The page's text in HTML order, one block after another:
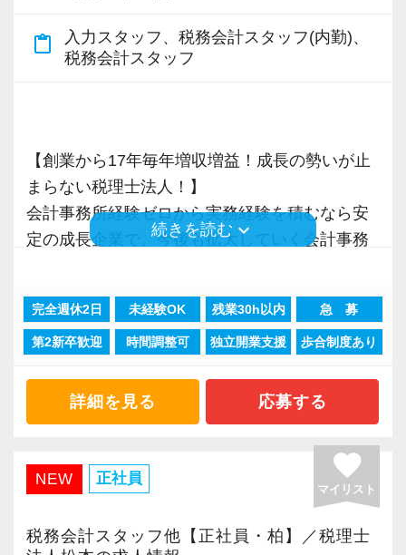
＜募集の背景＞
・事業拡大に伴う増員募集
＜先輩スタッフの声＞
Q. 当事務所を選んだ理由は？
A. 幅広い業務を経験できる点に魅力を感じ、入
所を決めました。
Q. 実際に働いてみてどうですか？
A. さまざまな業務を任せてもらえるので、以前
より成長スピードが上がったと感じています。
Q. 職場の雰囲気は？
A. 上司や先輩に相談しやすく、風通しの良い職
・税務経験を活かして成長したい方
content_paste
入力スタッフ、税務会計スタッフ(内勤)、
税務会計スタッフ
【創業から17年毎年増収増益！成長の勢いが止
まらない税理士法人！】
会計事務所経験ゼロから実務経験を積むなら安
定の成長企業で、今後も拡大していく会計事務
現在当社では「渋谷」「新宿」「錦糸町」
「柏」「横浜」「大阪」の６拠点を展開してい
2021年6月に「渋谷オフィス」を新設し、その
後「新宿オフィス」「大阪オフィス」「錦糸町
さらに2022年12月には「柏オフィス」を開設
し、2025年には大阪オフィスを増床するなど、
事業拡大を続けています。
続きを読む keyboard_arrow_down
完全週休2日 未経験OK 残業30h以内 急 募
第2新卒歓迎 時間調整可 独立開業支援 歩合制度あり
詳細を見る 応募する
NEW 正社員 favorite
マイリスト
税務会計スタッフ他【正社員・柏】／税理士